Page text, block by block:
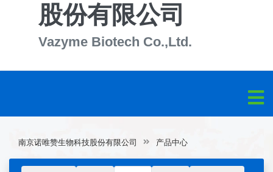
股份有限公司
Vazyme Biotech Co.,Ltd.
南京诺唯赞生物科技股份有限公司 产品中心